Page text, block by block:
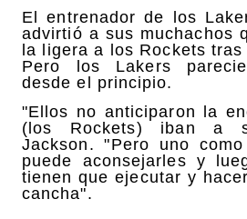
El entrenador de los
advirtió a sus muchachos
la ligera a los Rockets
Pero los Lakers
desde el principio.
"Ellos no anticiparon la
(los Rockets) iban a
Jackson. "Pero uno
puede aconsejarles y
tienen que ejecutar y
cancha".